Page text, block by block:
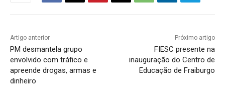
Artigo anterior
PM desmantela grupo
envolvido com tráfico e
apreende drogas, armas e
dinheiro
Próximo artigo
FIESC presente na
inauguração do Centro de
Educação de Fraiburgo